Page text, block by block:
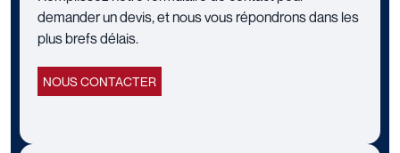
demander un devis, et nous vous répondrons dans les
plus brefs délais.
NOUS CONTACTER